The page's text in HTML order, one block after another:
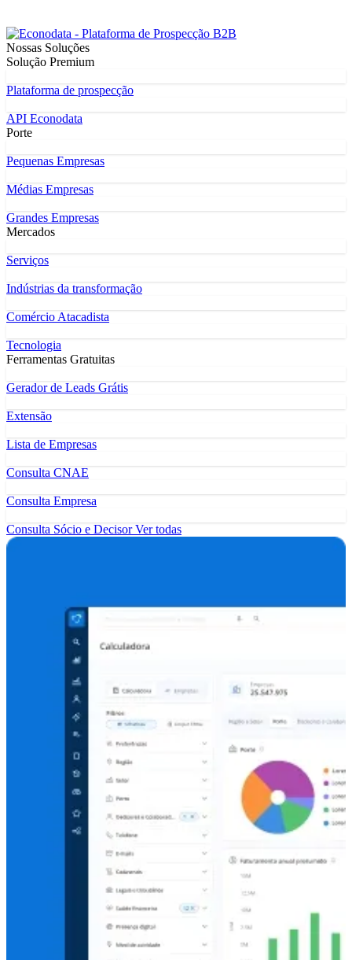
Nossas Soluções
Solução Premium
Plataforma de prospecção
API Econodata
Porte
Pequenas Empresas
Médias Empresas
Grandes Empresas
Mercados
Serviços
Indústrias da transformação
Comércio Atacadista
Tecnologia
Ferramentas Gratuitas
Gerador de Leads Grátis
Extensão
Lista de Empresas
Consulta CNAE
Consulta Empresa
Consulta Sócio e DecisorVer todas